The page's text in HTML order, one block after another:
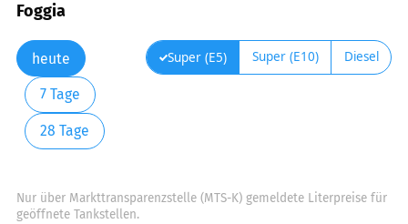
Foggia
heute
7 Tage
28 Tage
Super (E5) Super (E10) Diesel
Nur über Markttransparenzstelle (MTS-K) gemeldete Literpreise für
geöffnete Tankstellen.